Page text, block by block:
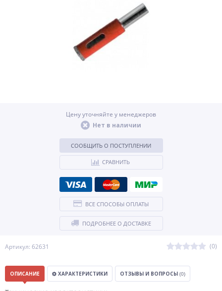
Артикул: 62631 (0)
Цену уточняйте у менеджеров
Нет в наличии
СООБЩИТЬ О ПОСТУПЛЕНИИ
СРАВНИТЬ
ВСЕ СПОСОБЫ ОПЛАТЫ
ПОДРОБНЕЕ О ДОСТАВКЕ
ОПИСАНИЕ ХАРАКТЕРИСТИКИ ОТЗЫВЫ И ВОПРОСЫ (0)